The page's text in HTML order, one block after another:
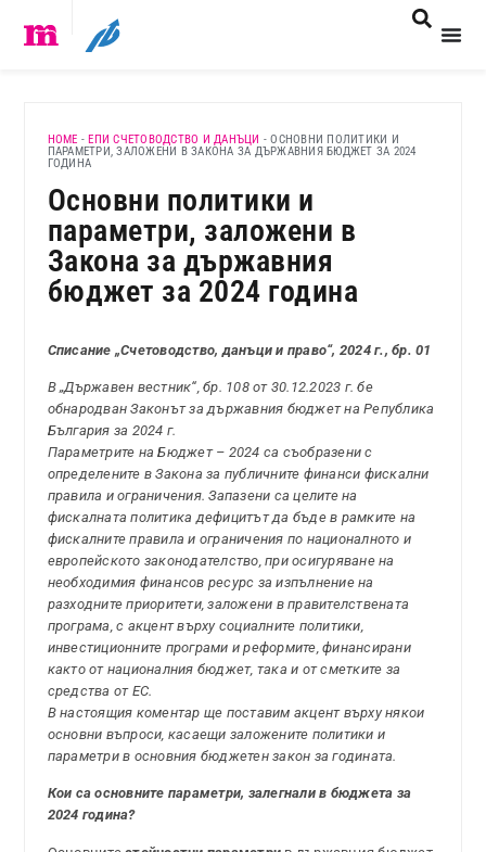
HOME - ЕПИ СЧЕТОВОДСТВО И ДАНЪЦИ -ОСНОВНИ ПОЛИТИКИ И
ПАРАМЕТРИ, ЗАЛОЖЕНИ В ЗАКОНА ЗА ДЪРЖАВНИЯ БЮДЖЕТ ЗА 2024
ГОДИНА
Основни политики и
параметри, заложени в
Закона за държавния
бюджет за 2024 година
Списание „Счетоводство, данъци и право“, 2024 г., бр. 01
В „Държавен вестник“, бр. 108 от 30.12.2023 г. бе
обнародван Законът за държавния бюджет на Република
България за 2024 г.
Параметрите на Бюджет – 2024 са съобразени с
определените в Закона за публичните финанси фискални
правила и ограничения. Запазени са целите на
фискалната политика дефицитът да бъде в рамките на
фискалните правила и ограничения по националното и
европейското законодателство, при осигуряване на
необходимия финансов ресурс за изпълнение на
разходните приоритети, заложени в правителствената
програма, с акцент върху социалните политики,
инвестиционните програми и реформите, финансирани
както от националния бюджет, така и от сметките за
средства от ЕС.
В настоящия коментар ще поставим акцент върху някои
основни въпроси, касаещи заложените политики и
параметри в основния бюджетен закон за годината.
Кои са основните параметри, залегнали в бюджета за
2024 година?